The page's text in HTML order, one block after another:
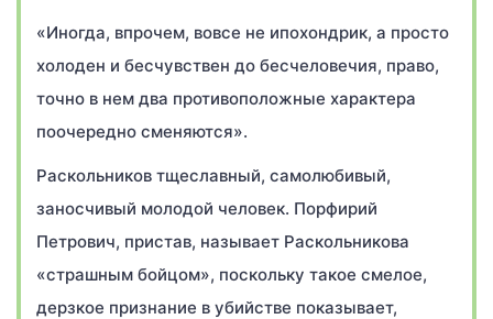
«Иногда, впрочем, вовсе не ипохондрик, а просто
холоден и бесчувствен до бесчеловечия, право,
точно в нем два противоположные характера
поочередно сменяются».
Раскольников тщеславный, самолюбивый,
заносчивый молодой человек. Порфирий
Петрович, пристав, называет Раскольникова
«страшным бойцом», поскольку такое смелое,
дерзкое признание в убийстве показывает,